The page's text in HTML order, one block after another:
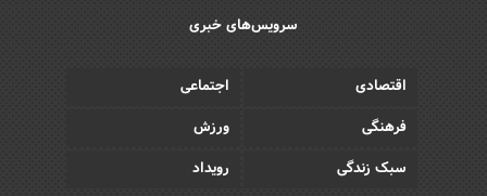
سرویس‌های خبری
اقتصادی
اجتماعی
فرهنگی
ورزش
سبک زندگی
رویداد